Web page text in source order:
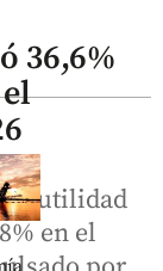
36,6%
utilidad
en el